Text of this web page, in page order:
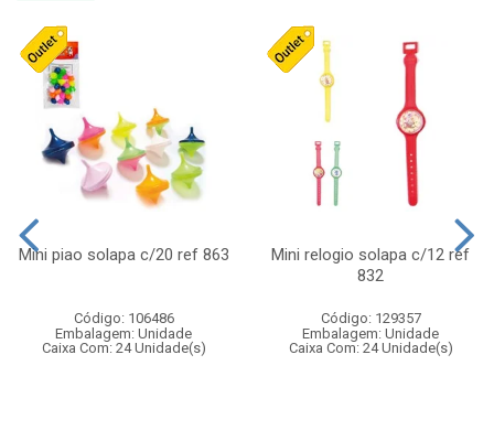
Mini piao solapa c/20 ref 863
Código: 106486
Embalagem: Unidade
Caixa Com: 24 Unidade(s)
Mini relogio solapa c/12 ref
832
Código: 129357
Embalagem: Unidade
Caixa Com: 24 Unidade(s)